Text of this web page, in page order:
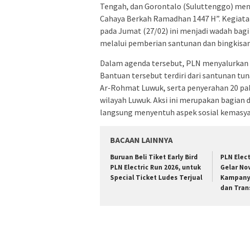
Tengah, dan Gorontalo (Suluttenggo)
Cahaya Berkah Ramadhan 1447 H”.
pada Jumat (27/02) ini menjadi wadah
melalui pemberian santunan dan
Dalam agenda tersebut, PLN
Bantuan tersebut terdiri dari santunan
Ar-Rohmat Luwuk, serta penyerahan 20
wilayah Luwuk. Aksi ini merupakan
langsung menyentuh aspek sosial
BACAAN LAINNYA
Buruan Beli Tiket Early Bird
PLN Electric Run 2026, untuk
Special Ticket Ludes Terjual
PLN
Gelar
dan